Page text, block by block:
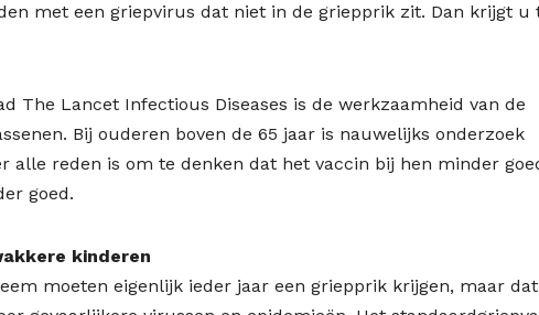
met een griepvirus dat niet in de griepprik zit. Dan krijgt u
The Lancet Infectious Diseases is de werkzaamheid van de
Bij ouderen boven de 65 jaar is nauwelijks onderzoek
alle reden is om te denken dat het vaccin bij hen minder
goed.
kinderen
moeten eigenlijk ieder jaar een griepprik krijgen, maar dat